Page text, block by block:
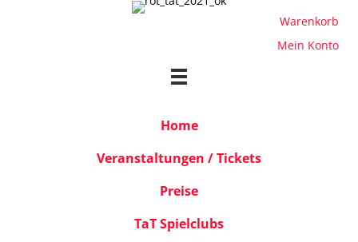
Warenkorb
Mein Konto
Home
Veranstaltungen / Tickets
Preise
TaT Spielclubs